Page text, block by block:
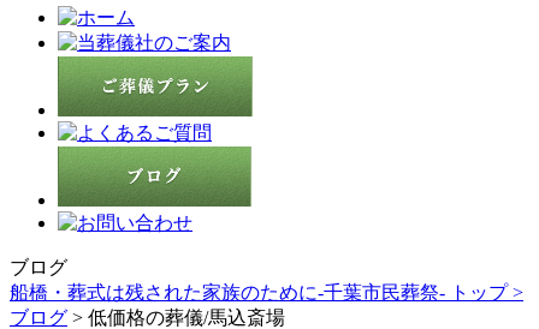
ブログ
船橋・葬式は残された家族のために-千葉市民葬祭- トップ >
ブログ > 低価格の葬儀/馬込斎場